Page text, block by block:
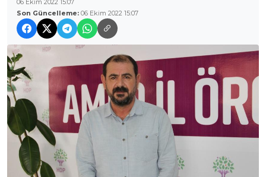
06 Ekim 2022 15:07
Son Güncelleme: 06 Ekim 2022 15:07